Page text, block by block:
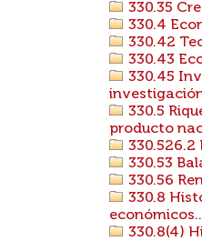
330.35
330.4
330.42
330.43
330.45
330.5
producto
330.526.2
330.53
330.56
330.8
330.8(4)